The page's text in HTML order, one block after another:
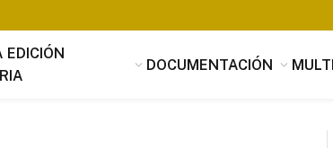
EDICIÓN
DOCUMENTACIÓN